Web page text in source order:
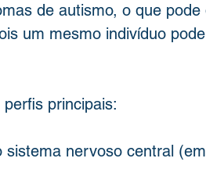
de autismo, o que
um mesmo indivíduo
principais:
sistema nervoso central